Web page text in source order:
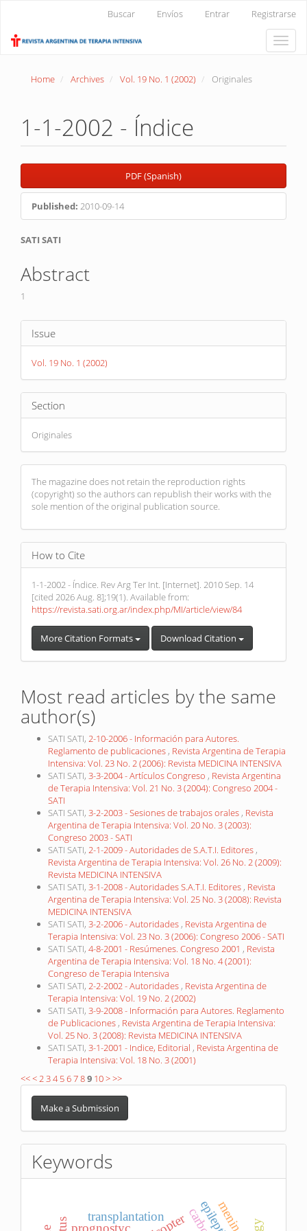
Content
Buscar Envíos Entrar Registrarse
Toggle
Home Archives Vol. 19 No. 1 (2002) Originales
1-1-2002 - Índice
Article
Sidebar
PDF (Spanish)
Published: 2010-09-14
Main
Article
Content
SATI SATI
Abstract
1
Article
Details
Issue
Vol. 19 No. 1 (2002)
Section
Originales
The magazine does not retain the reproduction rights
(copyright) so the authors can republish their works with the
sole mention of the original publication source.
How to Cite
1-1-2002 - Índice. Rev Arg Ter Int. [Internet]. 2010 Sep. 14
[cited 2026 Aug. 8];19(1). Available from:
https://revista.sati.org.ar/index.php/MI/article/view/84
More Citation Formats Download Citation
Most read articles by the same
author(s)
SATI SATI, 2-10-2006 - Información para Autores.
Reglamento de publicaciones , Revista Argentina de Terapia
Intensiva: Vol. 23 No. 2 (2006): Revista MEDICINA INTENSIVA
SATI SATI, 3-3-2004 - Artículos Congreso , Revista Argentina
de Terapia Intensiva: Vol. 21 No. 3 (2004): Congreso 2004 -
SATI
SATI SATI, 3-2-2003 - Sesiones de trabajos orales , Revista
Argentina de Terapia Intensiva: Vol. 20 No. 3 (2003):
Congreso 2003 - SATI
SATI SATI, 2-1-2009 - Autoridades de S.A.T.I. Editores ,
Revista Argentina de Terapia Intensiva: Vol. 26 No. 2 (2009):
Revista MEDICINA INTENSIVA
SATI SATI, 3-1-2008 - Autoridades S.A.T.I. Editores , Revista
Argentina de Terapia Intensiva: Vol. 25 No. 3 (2008): Revista
MEDICINA INTENSIVA
SATI SATI, 3-2-2006 - Autoridades , Revista Argentina de
Terapia Intensiva: Vol. 23 No. 3 (2006): Congreso 2006 - SATI
SATI SATI, 4-8-2001 - Resúmenes. Congreso 2001 , Revista
Argentina de Terapia Intensiva: Vol. 18 No. 4 (2001):
Congreso de Terapia Intensiva
SATI SATI, 2-2-2002 - Autoridades , Revista Argentina de
Terapia Intensiva: Vol. 19 No. 2 (2002)
SATI SATI, 3-9-2008 - Información para Autores. Reglamento
de Publicaciones , Revista Argentina de Terapia Intensiva:
Vol. 25 No. 3 (2008): Revista MEDICINA INTENSIVA
SATI SATI, 3-1-2001 - Indice, Editorial , Revista Argentina de
Terapia Intensiva: Vol. 18 No. 3 (2001)
<<<234 56789 10>>>
Make
Submission
Make a Submission
Keywords
prognostyc
transplantation